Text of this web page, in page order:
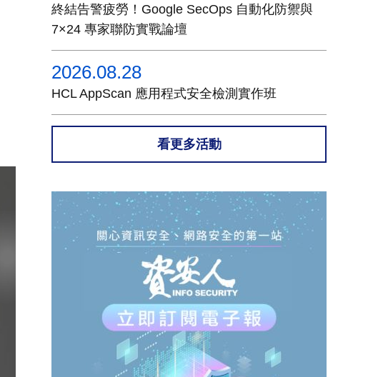
終結告警疲勞！Google SecOps 自動化防禦與
7×24 專家聯防實戰論壇
2026.08.28
HCL AppScan 應用程式安全檢測實作班
看更多活動